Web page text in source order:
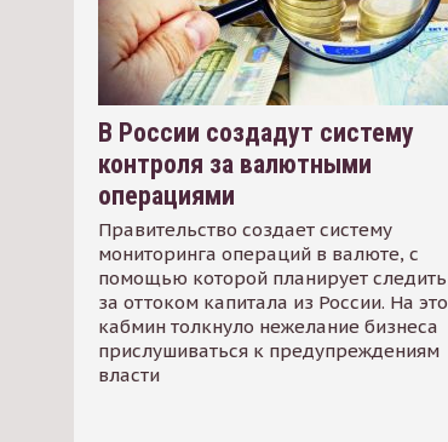
В России создадут систему
контроля за валютными
операциями
Правительство создает систему
мониторинга операций в валюте, с
помощью которой планирует следить
за оттоком капитала из России. На это
кабмин толкнуло нежелание бизнеса
прислушиваться к предупреждениям
власти